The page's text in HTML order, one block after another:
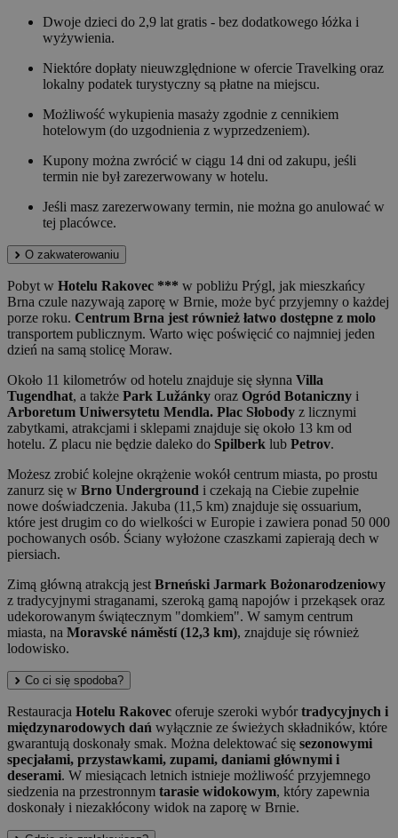
Dwoje dzieci do 2,9 lat gratis - bez dodatkowego łóżka i
wyżywienia.
Niektóre dopłaty nieuwzględnione w ofercie Travelking oraz
lokalny podatek turystyczny są płatne na miejscu.
Możliwość wykupienia masaży zgodnie z cennikiem
hotelowym (do uzgodnienia z wyprzedzeniem).
Kupony można zwrócić w ciągu 14 dni od zakupu, jeśli
termin nie był zarezerwowany w hotelu.
Jeśli masz zarezerwowany termin, nie można go anulować w
tej placówce.
O zakwaterowaniu
Pobyt w Hotelu Rakovec *** w pobliżu Prýgl, jak mieszkańcy
Brna czule nazywają zaporę w Brnie, może być przyjemny o każdej
porze roku. Centrum Brna jest również łatwo dostępne z molo
transportem publicznym. Warto więc poświęcić co najmniej jeden
dzień na samą stolicę Moraw.
Około 11 kilometrów od hotelu znajduje się słynna Villa
Tugendhat, a także Park Lužánky oraz Ogród Botaniczny i
Arboretum Uniwersytetu Mendla. Plac Słobody z licznymi
zabytkami, atrakcjami i sklepami znajduje się około 13 km od
hotelu. Z placu nie będzie daleko do Spilberk lub Petrov.
Możesz zrobić kolejne okrążenie wokół centrum miasta, po prostu
zanurz się w Brno Underground i czekają na Ciebie zupełnie
nowe doświadczenia. Jakuba (11,5 km) znajduje się ossuarium,
które jest drugim co do wielkości w Europie i zawiera ponad 50 000
pochowanych osób. Ściany wyłożone czaszkami zapierają dech w
piersiach.
Zimą główną atrakcją jest Brneński Jarmark Bożonarodzeniowy
z tradycyjnymi straganami, szeroką gamą napojów i przekąsek oraz
udekorowanym świątecznym "domkiem". W samym centrum
miasta, na Moravské náměstí (12,3 km), znajduje się również
lodowisko.
Co ci się spodoba?
Restauracja Hotelu Rakovec oferuje szeroki wybórtradycyjnych i
międzynarodowych dań wyłącznie ze świeżych składników, które
gwarantują doskonały smak. Można delektować się sezonowymi
specjałami, przystawkami, zupami, daniami głównymi i
deserami. W miesiącach letnich istnieje możliwość przyjemnego
siedzenia na przestronnym tarasie widokowym, który zapewnia
doskonały i niezakłócony widok na zaporę w Brnie.